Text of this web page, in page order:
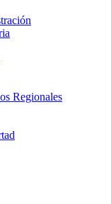
Regionales